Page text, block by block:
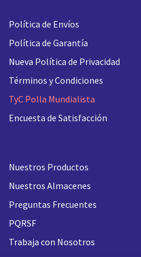
Política de Envíos
Política de Garantía
Nueva Política de Privacidad
Términos y Condiciones
TyC Polla Mundialista
Encuesta de Satisfacción
Nuestros Productos
Nuestros Almacenes
Preguntas Frecuentes
PQRSF
Trabaja con Nosotros